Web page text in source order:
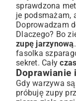
sprawdzona
je podsmażam,
Doprowadzam
Dlaczego? Bo
zupę jarzynową
fasolka
sekret. Cały
Gdy warzywa
próbuję zupy